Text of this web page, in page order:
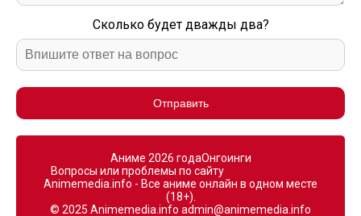
Сколько будет дважды два?
Отправить
Аниме 2026 годаОнгоинги
Вопросы или проблемы по сайту
Animemedia.info - Все аниме онлайн в одном месте
(18+).
© 2025 Animemedia.info admin@animemedia.info